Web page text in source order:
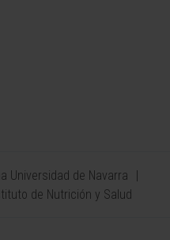
Universidad de Navarra
de Nutrición y Salud